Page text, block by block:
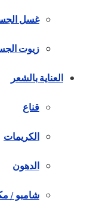
غسل
زيوت
العناية بالشعر
قناع
الكريمات
الدهون
شامبو /